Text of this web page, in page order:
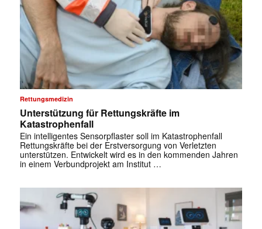
Rettungsmedizin
Unterstützung für Rettungskräfte im
Katastrophenfall
Ein intelligentes Sensorpflaster soll im Katastrophenfall
Rettungskräfte bei der Erstversorgung von Verletzten
unterstützen. Entwickelt wird es in den kommenden Jahren
in einem Verbundprojekt am Institut …